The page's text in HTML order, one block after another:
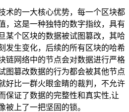
术的一大核心优势，每一个区块都
，这是一种独特的数字指纹，具有
某个区块的数据被试图篡改，其哈
发生变化，后续的所有区块的哈希
链网络中的节点会对数据进行严格
图篡改数据的行为都会被其他节点
好比一群火眼金睛的裁判，不允许
保证了数据的完整性和真实性,让
被上了一把坚固的锁。